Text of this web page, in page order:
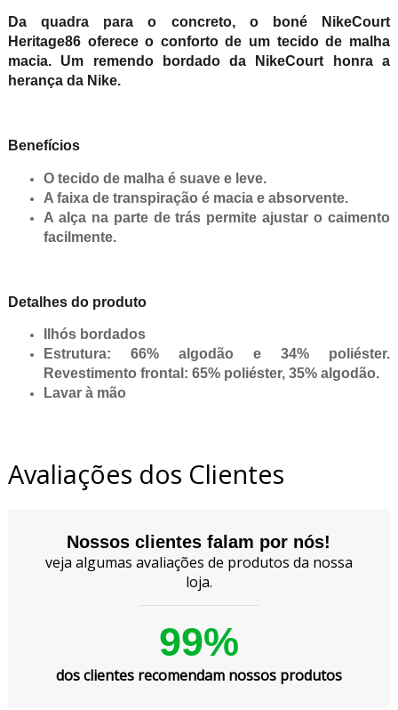
Da quadra para o concreto, o boné NikeCourt
Heritage86 oferece o conforto de um tecido de malha
macia. Um remendo bordado da NikeCourt honra a
herança da Nike.
Benefícios
O tecido de malha é suave e leve.
A faixa de transpiração é macia e absorvente.
A alça na parte de trás permite ajustar o caimento
facilmente.
Detalhes do produto
Ilhós bordados
Estrutura: 66% algodão e 34% poliéster.
Revestimento frontal: 65% poliéster, 35% algodão.
Lavar à mão
Avaliações dos Clientes
Nossos clientes falam por nós!
veja algumas avaliações de produtos da nossa
loja.
99%
dos clientes recomendam nossos produtos